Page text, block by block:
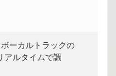
ーカルトラックの
アルタイムで調